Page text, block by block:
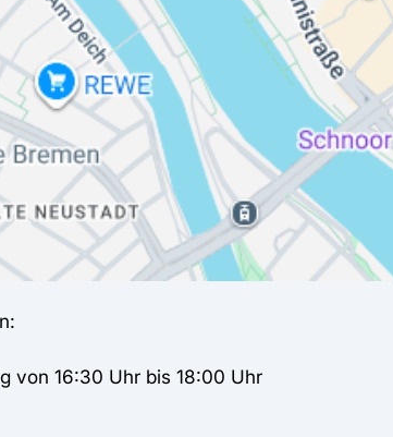
von 16:30 Uhr bis 18:00 Uhr